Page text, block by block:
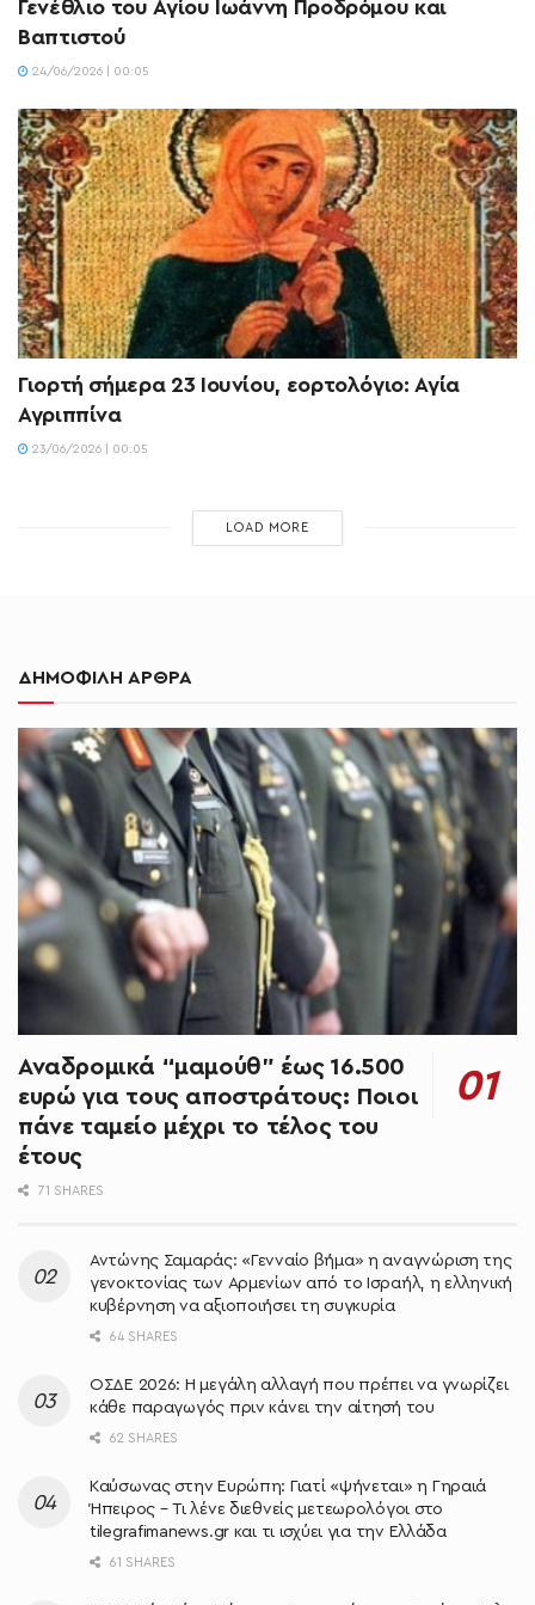
Γενέθλιο του Αγίου Ιωάννη Προδρόμου και
Βαπτιστού
24/06/2026 | 00:05
Γιορτή σήμερα 23 Ιουνίου, εορτολόγιο: Αγία
Αγριππίνα
23/06/2026 | 00:05
LOAD MORE
ΔΗΜΟΦΙΛΗ ΑΡΘΡΑ
Αναδρομικά “μαμούθ” έως 16.500
ευρώ για τους αποστράτους: Ποιοι
πάνε ταμείο μέχρι το τέλος του
έτους
71 SHARES
Αντώνης Σαμαράς: «Γενναίο βήμα» η αναγνώριση της
γενοκτονίας των Αρμενίων από το Ισραήλ, η ελληνική
κυβέρνηση να αξιοποιήσει τη συγκυρία
64 SHARES
ΟΣΔΕ 2026: Η μεγάλη αλλαγή που πρέπει να γνωρίζει
κάθε παραγωγός πριν κάνει την αίτησή του
62 SHARES
Καύσωνας στην Ευρώπη: Γιατί «ψήνεται» η Γηραιά
Ήπειρος – Τι λένε διεθνείς μετεωρολόγοι στο
tilegrafimanews.gr και τι ισχύει για την Ελλάδα
61 SHARES